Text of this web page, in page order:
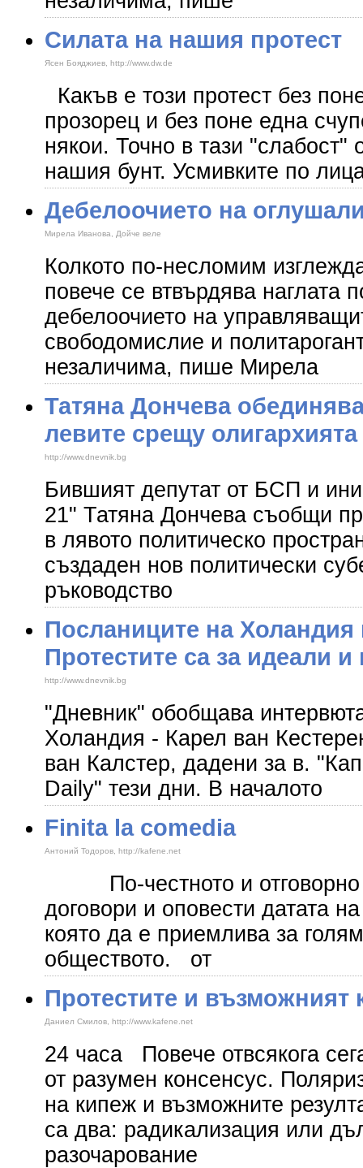
Силата на нашия протест
Ясен Бояджиев, http://www.dw.de
Какъв е този протест без
прозорец и без поне една
някои. Точно в тази "слабост"
нашия бунт. Усмивките по
Дебелоочието на
Мирела Иванова, Дойче веле
Колкото по-несломим
повече се втвърдява наглата
дебелоочието на
свободомислие и
незаличима, пише Мирела
Татяна Дончева
левите срещу олигархията
http://www.dnevnik.bg
Бившият депутат от БСП и
21" Татяна Дончева съобщи
в лявото политическо
създаден нов политически
ръководство
Посланиците на Холандия
Протестите са за идеали
http://www.dnevnik.bg
"Дневник" обобщава
Холандия - Карел ван
ван Калстер, дадени за в.
Daily" тези дни. В началото
Finita la comedia
Антоний Тодоров, http://kafene.net
По-честното и отговорно
договори и оповести датата
която да е приемлива за
обществото. от
Протестите и възможният
Даниел Смилов, http://www.kafene.net
24 часа Повече отвсякога
от разумен консенсус.
на кипеж и възможните
са два: радикализация или
разочарование